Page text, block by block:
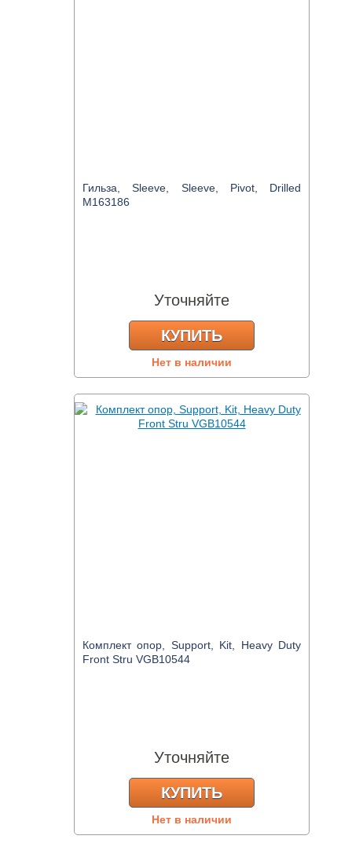
Гильза, Sleeve, Sleeve, Pivot, Drilled
M163186
Уточняйте
КУПИТЬ
Нет в наличии
Комплект опор, Support, Kit, Heavy Duty
Front Stru VGB10544
Уточняйте
КУПИТЬ
Нет в наличии